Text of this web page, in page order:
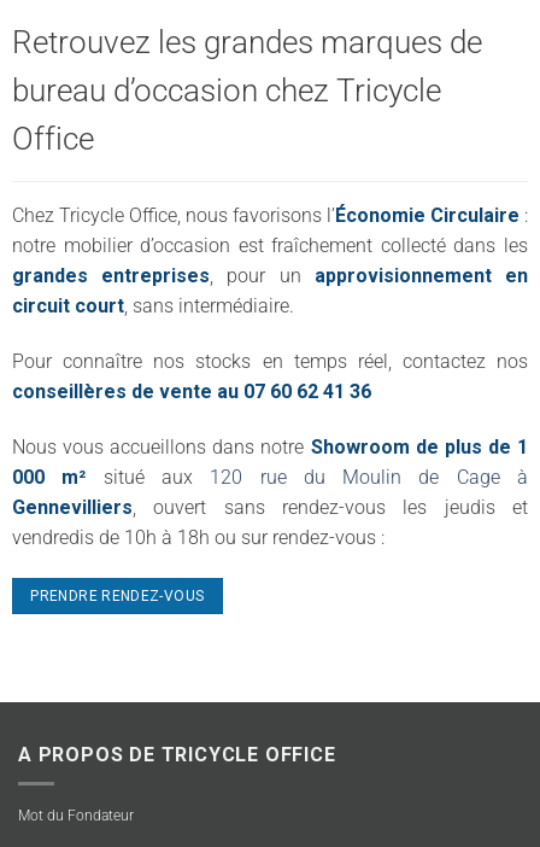
Retrouvez les grandes marques de
bureau d’occasion chez Tricycle
Office
Chez Tricycle Office, nous favorisons l’Économie Circulaire :
notre mobilier d’occasion est fraîchement collecté dans les
grandes entreprises, pour un approvisionnement en
circuit court, sans intermédiaire.
Pour connaître nos stocks en temps réel, contactez nos
conseillères de vente au 07 60 62 41 36
Nous vous accueillons dans notre Showroom de plus de 1
000 m² situé aux 120 rue du Moulin de Cage à
Gennevilliers, ouvert sans rendez-vous les jeudis et
vendredis de 10h à 18h ou sur rendez-vous :
PRENDRE RENDEZ-VOUS
A PROPOS DE TRICYCLE OFFICE
Mot du Fondateur